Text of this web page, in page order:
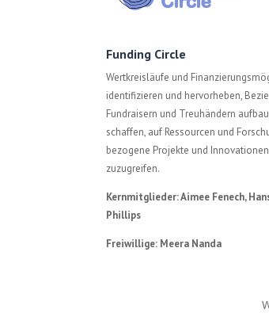
Funding Circle
Wertkreisläufe und
identifizieren und hervorheben,
Fundraisern und Treuhändern
schaffen, auf Ressourcen und
bezogene Projekte und
zuzugreifen.
Kernmitglieder: Aimee Fenech,
Phillips
Freiwillige: Meera Nanda